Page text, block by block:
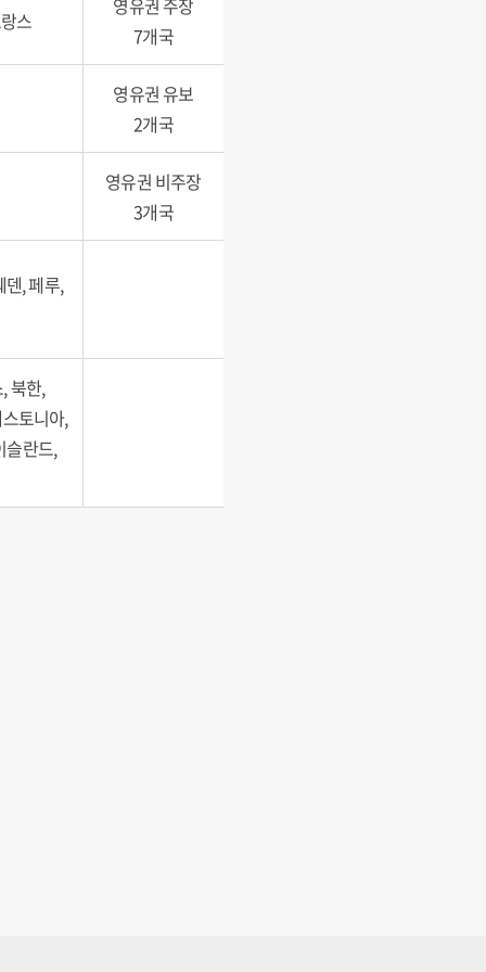
스
영유권 주장
7개국
영유권 유보
2개국
영유권 비주장
3개국
덴, 페루,
북한,
토니아,
슬란드,